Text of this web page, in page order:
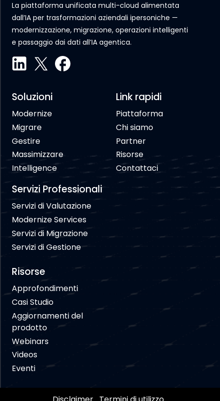
La piattaforma unificata multi-cloud alimentata
dall’IA per trasformazioni aziendali ipersoniche —
modernizzazione, migrazione, operazioni intelligenti
e passaggio dai dati all’IA agentica.
Soluzioni
Modernize
Migrare
Gestire
Massimizzare
Intelligence
Servizi Professionali
Servizi di Valutazione
Modernize Services
Servizi di Migrazione
Servizi di Gestione
Link rapidi
Piattaforma
Chi siamo
Partner
Risorse
Contattaci
Risorse
Approfondimenti
Casi Studio
Aggiornamenti del
prodotto
Webinars
Videos
Eventi